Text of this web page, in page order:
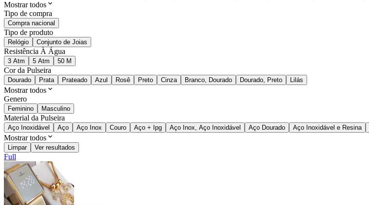
Mostrar todos
Tipo de compra
Compra nacional
Tipo de produto
Relógio Conjunto de Joias
Resistência À Água
3 Atm 5 Atm 50 M
Cor da Pulseira
Dourado Prata Prateado Azul Rosê Preto Cinza Branco, Dourado Dourado, Preto Lilás
Mostrar todos
Genero
Feminino Masculino
Material da Pulseira
Aço Inoxidável Aço Aço Inox Couro Aço + Ipg Aço Inox, Aço Inoxidável Aço Dourado Aço Inoxidável e Resina
Mostrar todos
Limpar Ver resultados
Full